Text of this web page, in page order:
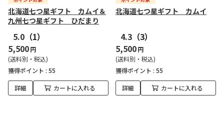
北海道七つ星ギフト カムイ＆
九州七つ星ギフト ひだまり
5.0 （1）
5,500円
(送料別・税込)
獲得ポイント : 55
詳細 カートに入れる
北海道七つ星ギフト カムイ
4.3 （3）
5,500円
(送料別・税込)
獲得ポイント : 55
詳細 カートに入れる